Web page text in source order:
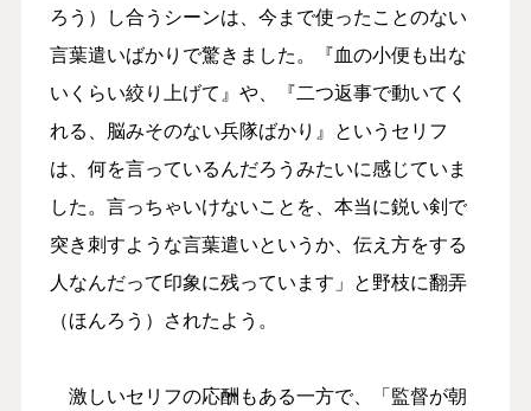
ろう）し合うシーンは、今まで使ったことのない
言葉遣いばかりで驚きました。『血の小便も出な
いくらい絞り上げて』や、『二つ返事で動いてく
れる、脳みそのない兵隊ばかり』というセリフ
は、何を言っているんだろうみたいに感じていま
した。言っちゃいけないことを、本当に鋭い剣で
突き刺すような言葉遣いというか、伝え方をする
人なんだって印象に残っています」と野枝に翻弄
（ほんろう）されたよう。
激しいセリフの応酬もある一方で、「監督が朝